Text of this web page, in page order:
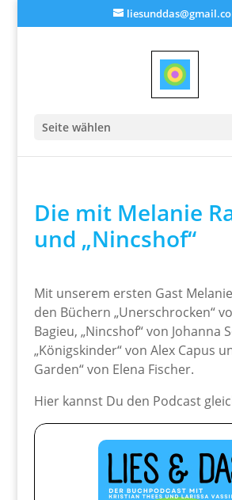
Seite wählen
Die mit Melanie
und „Nincshof“
Mit unserem ersten Gast
den Büchern „Unerschrocken“
Bagieu, „Nincshof“ von Johanna
„Königskinder“ von Alex Capus
Garden“ von Elena Fischer.
Hier kannst Du den Podcast